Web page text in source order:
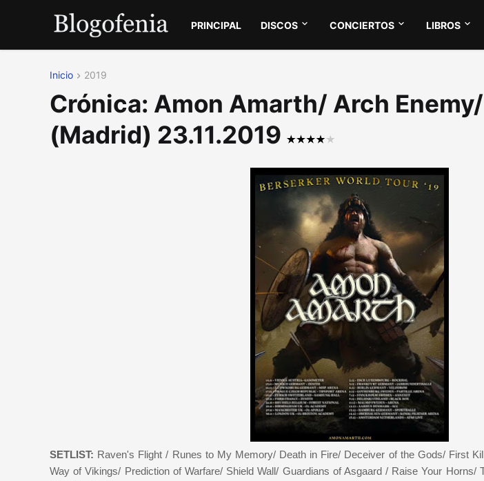
PRINCIPAL DISCOS CONCIERTOS LIBROS
Inicio 2019
Crónica: Amon Amarth/ Arch
(Madrid) 23.11.2019
SETLIST: Raven's Flight / Runes to My Memory/ Death in Fire/ Deceiver of the Gods/ First
Way of Vikings/ Prediction of Warfare/ Shield Wall/ Guardians of Asgaard / Raise Your Horns/